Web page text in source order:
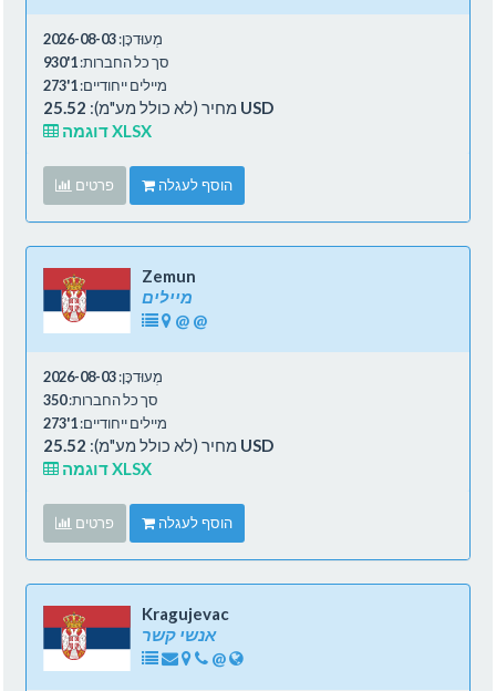
מְעוּדכָּן:2026-08-03
סך כל החברות:1'930
מיילים ייחודיים:1'273
מחיר (לא כולל מע"מ): 25.52 USD
דוגמה XLSX
פרטים הוסף לעגלה
Zemun
מיילים
@ @
מְעוּדכָּן:2026-08-03
סך כל החברות:350
מיילים ייחודיים:1'273
מחיר (לא כולל מע"מ): 25.52 USD
דוגמה XLSX
פרטים הוסף לעגלה
Kragujevac
אנשי קשר
@